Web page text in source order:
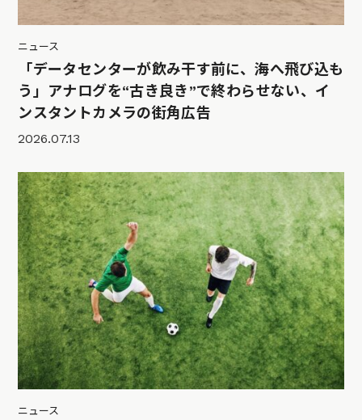
ニュース
「データセンターが飲み干す前に、海へ飛び込も
う」アナログを“古き良き”で終わらせない、イ
ンスタントカメラの街角広告
2026.07.13
ニュース